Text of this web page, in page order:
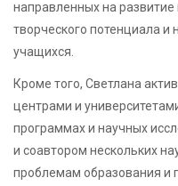
направленных на
творческого потенциала
учащихся.
Кроме того, Светлана
центрами и
программах и научных
и соавтором нескольких
проблемам образования и